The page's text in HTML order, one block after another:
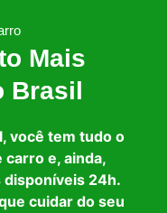
Mais
Brasil
você tem tudo o
e, ainda,
24h.
cuidar do seu